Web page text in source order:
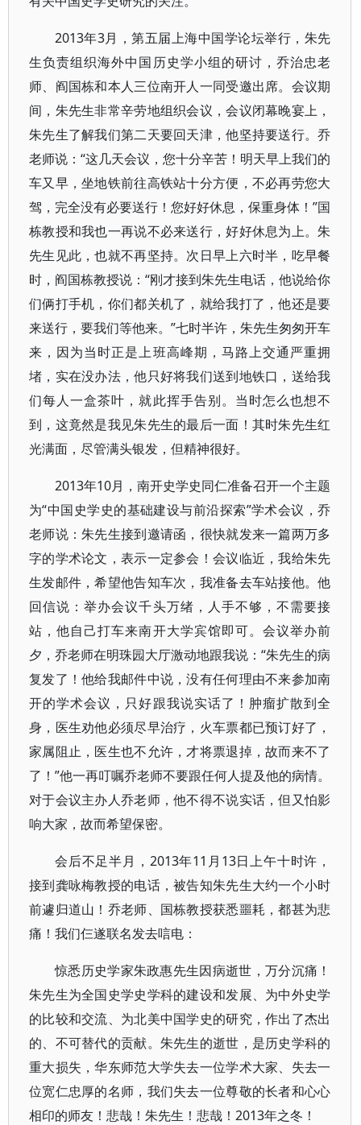
2013年3月，第五届上海中国学论坛举行，朱先
生负责组织海外中国历史学小组的研讨，乔治忠老
师、阎国栋和本人三位南开人一同受邀出席。会议期
间，朱先生非常辛劳地组织会议，会议闭幕晚宴上，
朱先生了解我们第二天要回天津，他坚持要送行。乔
老师说：“这几天会议，您十分辛苦！明天早上我们的
车又早，坐地铁前往高铁站十分方便，不必再劳您大
驾，完全没有必要送行！您好好休息，保重身体！”国
栋教授和我也一再说不必来送行，好好休息为上。朱
先生见此，也就不再坚持。次日早上六时半，吃早餐
时，阎国栋教授说：“刚才接到朱先生电话，他说给你
们俩打手机，你们都关机了，就给我打了，他还是要
来送行，要我们等他来。”七时半许，朱先生匆匆开车
来，因为当时正是上班高峰期，马路上交通严重拥
堵，实在没办法，他只好将我们送到地铁口，送给我
们每人一盒茶叶，就此挥手告别。当时怎么也想不
到，这竟然是我见朱先生的最后一面！其时朱先生红
光满面，尽管满头银发，但精神很好。
2013年10月，南开史学史同仁准备召开一个主题
为“中国史学史的基础建设与前沿探索”学术会议，乔
老师说：朱先生接到邀请函，很快就发来一篇两万多
字的学术论文，表示一定参会！会议临近，我给朱先
生发邮件，希望他告知车次，我准备去车站接他。他
回信说：举办会议千头万绪，人手不够，不需要接
站，他自己打车来南开大学宾馆即可。会议举办前
夕，乔老师在明珠园大厅激动地跟我说：“朱先生的病
复发了！他给我邮件中说，没有任何理由不来参加南
开的学术会议，只好跟我说实话了！肿瘤扩散到全
身，医生劝他必须尽早治疗，火车票都已预订好了，
家属阻止，医生也不允许，才将票退掉，故而来不了
了！”他一再叮嘱乔老师不要跟任何人提及他的病情。
对于会议主办人乔老师，他不得不说实话，但又怕影
响大家，故而希望保密。
会后不足半月，2013年11月13日上午十时许，
接到龚咏梅教授的电话，被告知朱先生大约一个小时
前遽归道山！乔老师、国栋教授获悉噩耗，都甚为悲
痛！我们仨遂联名发去唁电：
惊悉历史学家朱政惠先生因病逝世，万分沉痛！
朱先生为全国史学史学科的建设和发展、为中外史学
的比较和交流、为北美中国学史的研究，作出了杰出
的、不可替代的贡献。朱先生的逝世，是历史学科的
重大损失，华东师范大学失去一位学术大家、失去一
位宽仁忠厚的名师，我们失去一位尊敬的长者和心心
相印的师友！悲哉！朱先生！悲哉！2013年之冬！